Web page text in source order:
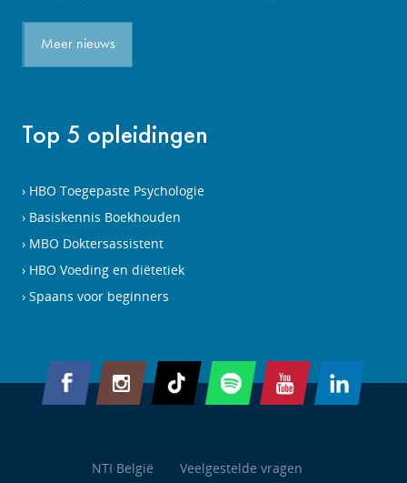
Meer nieuws
Top 5 opleidingen
HBO Toegepaste Psychologie
Basiskennis Boekhouden
MBO Doktersassistent
HBO Voeding en diëtetiek
Spaans voor beginners
NTI België Veelgestelde vragen